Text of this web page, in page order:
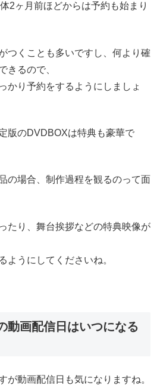
2ヶ月前ほどからは予約も始まり
つくことも多いですし、何より確
きるので、
かり予約をするようにしましょ
版のDVDBOXは特典も豪華で
の場合、制作過程を観るのって面
たり、舞台挨拶などの特典映像が
ようにしてくださいね。
動画配信日はいつになる
が動画配信日も気になりますね。